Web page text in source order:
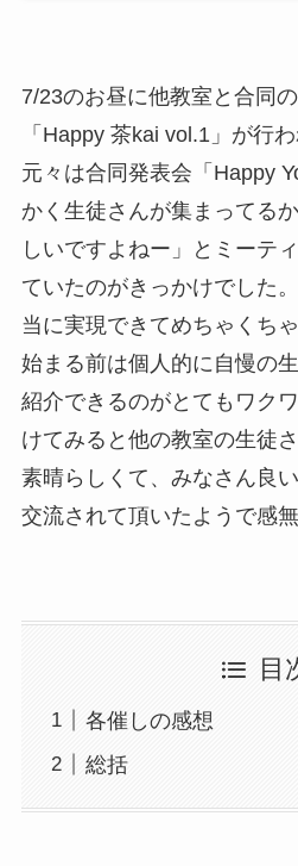
7/23のお昼に他教室と合同
「Happy 茶kai vol.1」が行
元々は合同発表会「Happy
かく生徒さんが集まってる
しいですよねー」とミーテ
ていたのがきっかけでした
当に実現できてめちゃくち
始まる前は個人的に自慢の
紹介できるのがとてもワク
けてみると他の教室の生徒
素晴らしくて、みなさん良
交流されて頂いたようで感無
目
各催しの感想
総括